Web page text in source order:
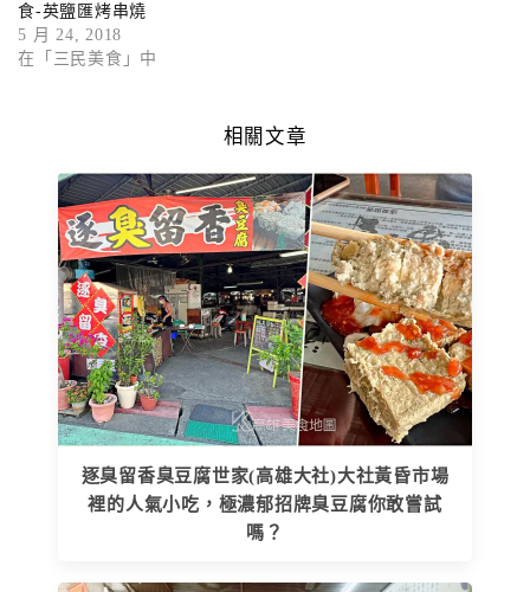
食-英鹽匯烤串燒
5 月 24, 2018
在「三民美食」中
相關文章
逐臭留香臭豆腐世家(高雄大社)大社黃昏市場
裡的人氣小吃，極濃郁招牌臭豆腐你敢嘗試
嗎？